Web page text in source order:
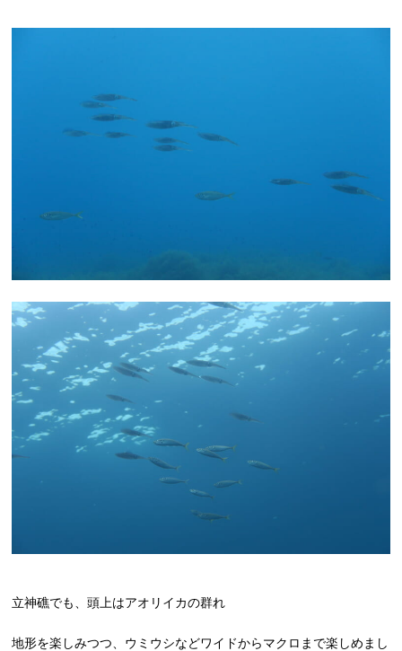
立神礁でも、頭上はアオリイカの群れ
地形を楽しみつつ、ウミウシなどワイドからマクロまで楽しめまし